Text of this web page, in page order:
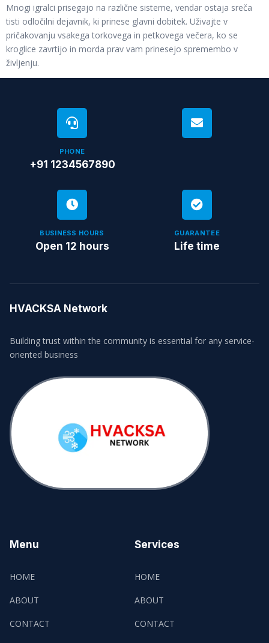
Mnogi igralci prisegajo na različne sisteme, vendar ostaja sreča
tisti odločilni dejavnik, ki prinese glavni dobitek. Uživajte v
pričakovanju vsakega torkovega in petkovega večera, ko se
kroglice zavrtijo in morda prav vam prinesejo spremembo v
življenju.
PHONE
+91 1234567890
BUSINESS HOURS
Open 12 hours
GUARANTEE
Life time
HVACKSA Network
Building trust within the community is essential for any service-
oriented business
Menu
HOME
ABOUT
CONTACT
Services
HOME
ABOUT
CONTACT